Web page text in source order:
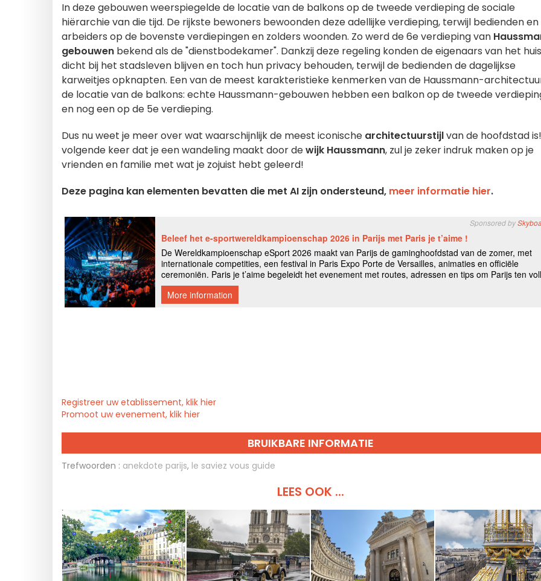
In deze gebouwen weerspiegelde de locatie van de balkons op de tweede verdieping de sociale
hiërarchie van die tijd. De rijkste bewoners bewoonden deze adellijke verdieping, terwijl bedienden en
arbeiders op de bovenste verdiepingen en zolders woonden. Zo werd de 6e verdieping van
gebouwen bekend als de "dienstbodekamer". Dankzij deze regeling konden de eigenaars van het huis
dicht bij het stadsleven blijven en toch hun privacy behouden, terwijl de bedienden de dagelijkse
karweitjes opknapten. Een van de meest karakteristieke kenmerken van de Haussmann-
de locatie van de balkons: echte Haussmann-gebouwen hebben een balkon op de tweede
en nog een op de 5e verdieping.
Dus nu weet je meer over wat waarschijnlijk de meest iconische architectuurstijlvan de hoofdstad
volgende keer dat je een wandeling maakt door dewijk Haussmann, zul je zeker indruk maken op je
vrienden en familie met wat je zojuist hebt geleerd!
Deze pagina kan elementen bevatten die met AI zijn ondersteund, meer informatie hier.
Registreer uw etablissement, klik hier
Promoot uw evenement, klik hier
BRUIKBARE INFORMATIE
Trefwoorden : anekdote parijs, le saviez vous guide
LEES OOK ...